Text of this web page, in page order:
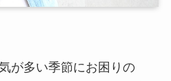
が多い季節にお困りの